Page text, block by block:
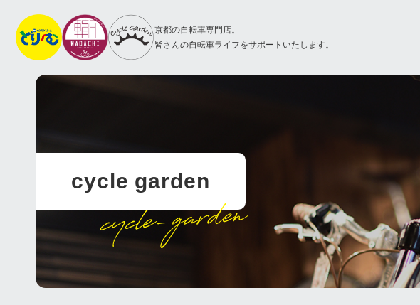
京都の自転車専門店。
皆さんの自転車ライフをサポートいたします。
cycle garden
cycle-garden